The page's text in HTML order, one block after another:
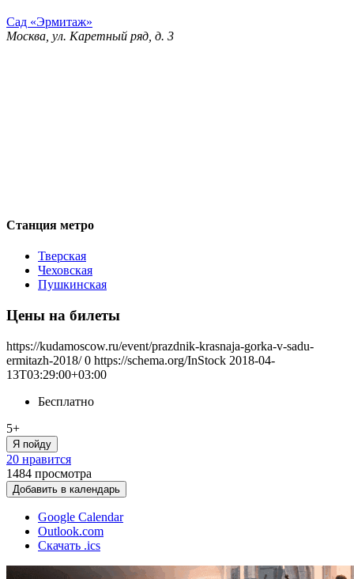
Сад «Эрмитаж»
Москва, ул. Каретный ряд, д. 3
Станция метро
Тверская
Чеховская
Пушкинская
Цены на билеты
https://kudamoscow.ru/event/prazdnik-krasnaja-gorka-v-sadu-
ermitazh-2018/ 0 https://schema.org/InStock 2018-04-
13T03:29:00+03:00
Бесплатно
5+
Я пойду
20 нравится
1484 просмотра
Добавить в календарь
Google Calendar
Outlook.com
Скачать .ics